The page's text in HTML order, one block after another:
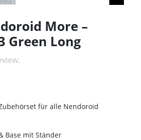
More –
Green Long
für alle Nendoroid
Base mit Ständer